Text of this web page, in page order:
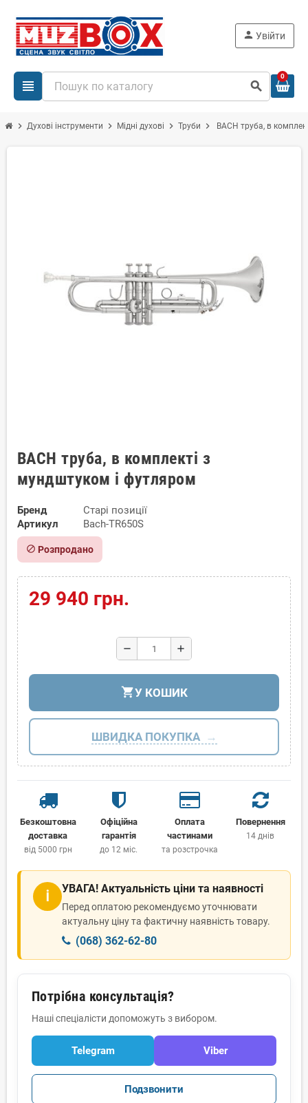
view_headline search
person Увійти
0
chevron_right Духові інструменти chevron_right Мідні духові chevron_right Труби chevron_right BACH труба, в
BACH труба, в комплекті з
мундштуком і футляром
Бренд
Старі позиції
Артикул
Bach-TR650S
block Розпродано
29 940 грн.
remove add
shopping_cartУ КОШИК
ШВИДКА ПОКУПКА
Безкоштовна
доставка
від 5000 грн
Офіційна
гарантія
до 12 міс.
Оплата
частинами
та розстрочка
Повернення
14 днів
ℹ УВАГА! Актуальність ціни та наявності
Перед оплатою рекомендуємо уточнювати
актуальну ціну та фактичну наявність товару.
(068) 362-62-80
Потрібна консультація?
Наші спеціалісти допоможуть з вибором.
Telegram Viber
Подзвонити